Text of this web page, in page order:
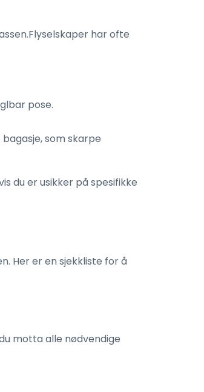
har ofte
pose.
som skarpe
du er usikker på spesifikke
Her er en sjekkliste for å
motta alle nødvendige